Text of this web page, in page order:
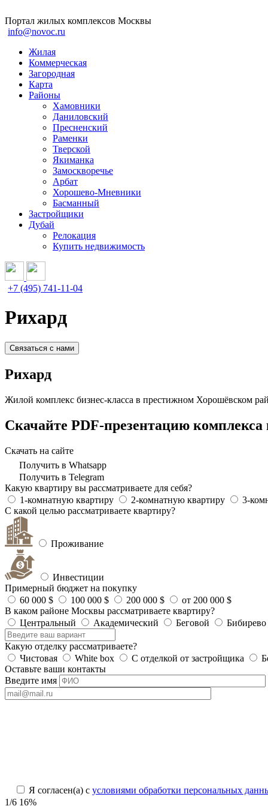
Портал жилых комплексов Москвы
info@novoc.ru
Жилая
Коммерческая
Загородная
Карта
Районы
Хамовники
Даниловский
Пресненский
Раменки
Тверской
Якиманка
Замоскворечье
Арбат
Хорошево-Мневники
Басманный
Застройщики
Дубай
Релокация
Купить недвижимость
+7 (495) 741-11-04
Рихард
Связаться с нами
Рихард
Жилой комплекс бизнес-класса в престижном Хорошёвском
Скачайте PDF-презентацию комплекса
Скачать на сайте
Получить в Whatsapp
Получить в Telegram
Какую квартиру вы рассматриваете для себя?
1-комнатную квартиру
2-комнатную квартиру
3-
С какой целью рассматриваете квартиру?
Проживание
Инвестиции
Примерный бюджет на покупку
60 000 $
100 000 $ 200 000 $
от 200 000 $
В каком районе Москвы рассматриваете квартиру?
Центральный
Академический Беговой Бибирево
Какую отделку рассматриваете?
Чистовая
White box С отделкой от застройщика
Оставьте ваши контакты
Введите имя
Я согласен(а) с условиями обработки персональных
1/6 16%